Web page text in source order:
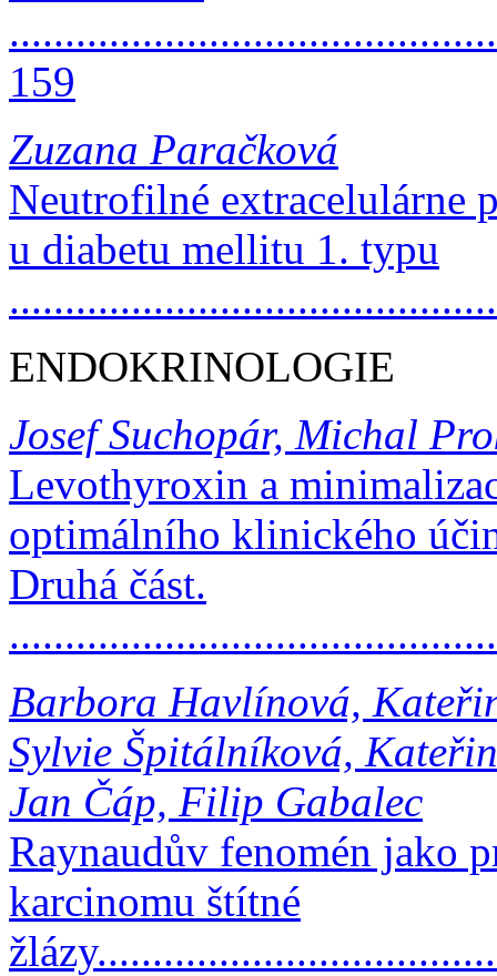
159
Zuzana Paračková
Neutrofilné extracelulárne
u diabetu mellitu 1. typu
ENDOKRINOLOGIE
Josef Suchopár, Michal
Levothyroxin a
optimálního klinického
Druhá část.
Barbora Havlínová,
Sylvie Špitálníková,
Jan Čáp, Filip Gabalec
Raynaudův fenomén jako
karcinomu štítné